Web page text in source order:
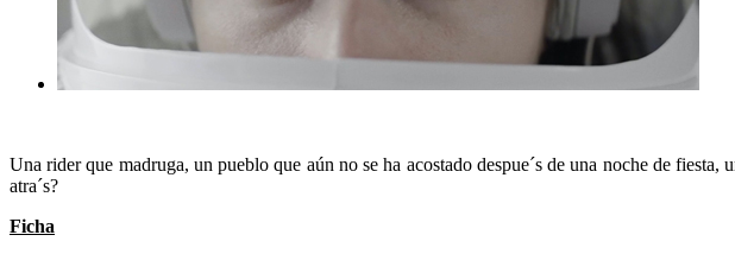
Una rider que madruga, un pueblo que aún no se ha acostado despue´s de una noche de
atra´s?
Ficha